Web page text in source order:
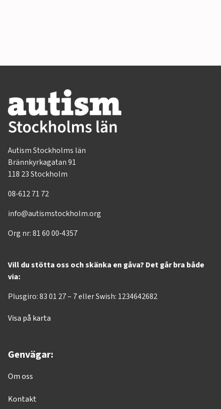
Autism Stockholms län
Brännkyrkagatan 91
118 23 Stockholm
08-612 71 72
info@autismstockholm.org
Org nr: 81 60 00-4357
Vill du stötta oss och skänka en gåva? Det går bra både
via:
Plusgiro: 83 01 27 – 7 eller Swish: 1234642682
Visa på karta
Genvägar:
Om oss
Kontakt